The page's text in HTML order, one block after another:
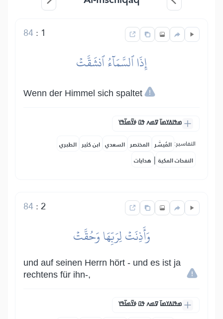
1
:
84
إِذَا ٱلسَّمَآءُ ٱنشَقَّتۡ
Wenn der Himmel sich spaltet
ߘߟߊߡߌߘߊ߫ ߜߘߍ ߟߎ߫ ߦߌ߬ߘߊ߬ߟߌ
التفاسير: المُيسَّر المختصر السعدي ابن كثير الطبري
النفحات المكية | هدايات
2
:
84
وَأَذِنَتۡ لِرَبِّهَا وَحُقَّتۡ
und auf seinen Herrn hört - und es ist ja
rechtens für ihn-,
ߘߟߊߡߌߘߊ߫ ߜߘߍ ߟߎ߫ ߦߌ߬ߘߊ߬ߟߌ